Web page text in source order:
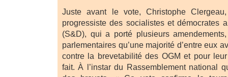
Juste avant le vote, Christophe
progressiste des socialistes et démocrates
(S&D), qui a porté plusieurs
parlementaires qu’une majorité d’entre eux
contre la brevetabilité des OGM et pour
fait. À l’instar du Rassemblement national